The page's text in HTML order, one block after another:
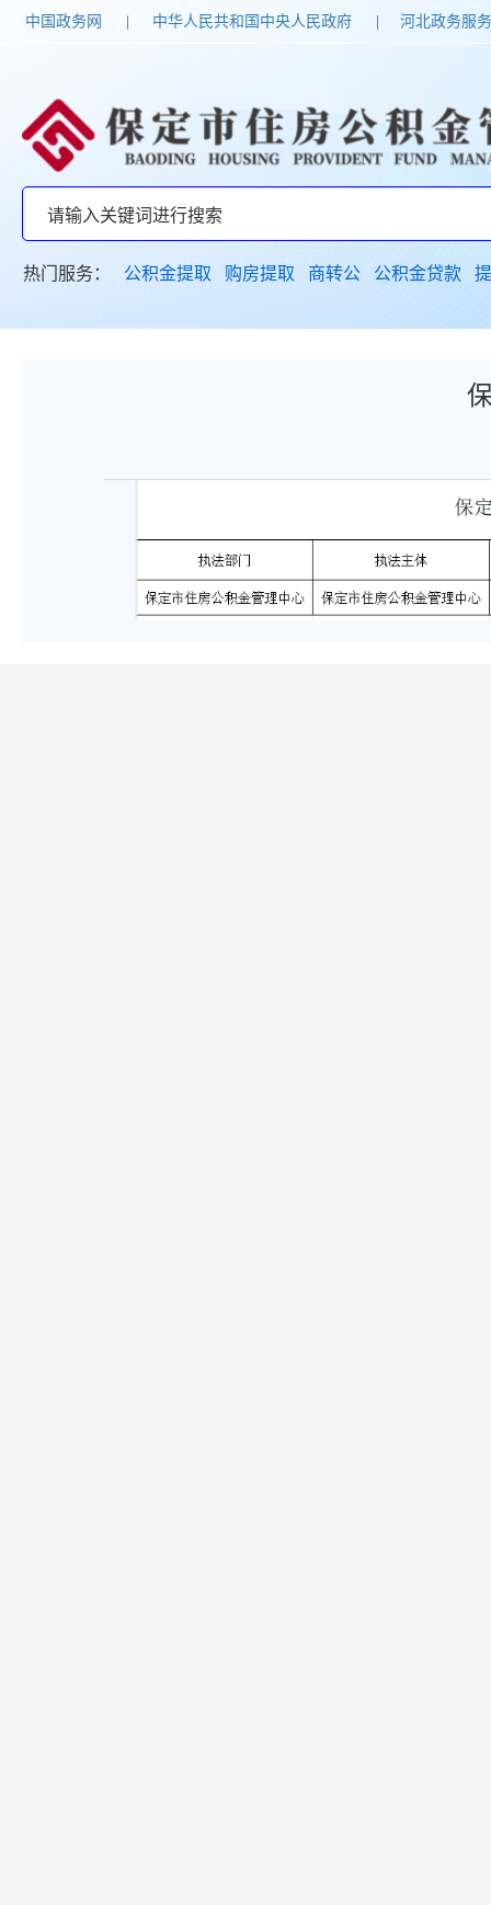
中国政务网 中华人民共和国中央人民政府 河北政务服
热门服务： 公积金提取 购房提取 商转公 公积金贷款